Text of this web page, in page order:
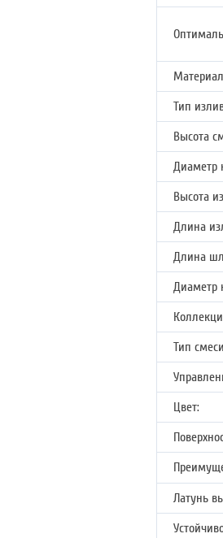
Тип
Высота
Диаметр
Высота
Длина
Длина
Диаметр
Тип
Цвет:
Латунь